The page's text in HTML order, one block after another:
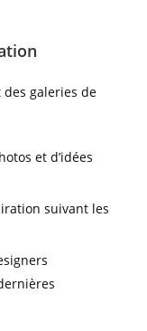
galeries de
et d’idées
suivant les